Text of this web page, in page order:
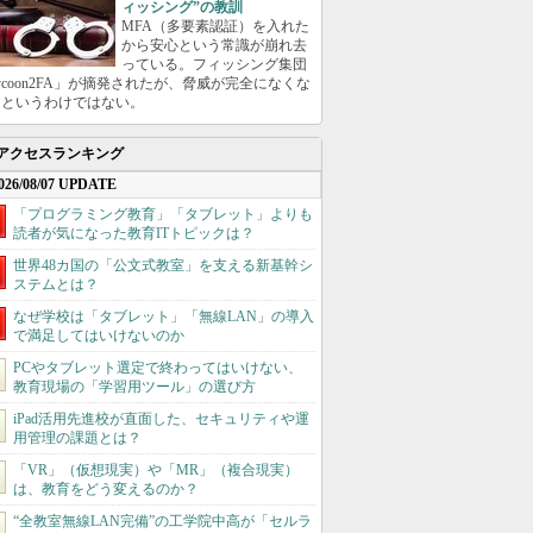
ィッシング”の教訓
MFA（多要素認証）を入れた
から安心という常識が崩れ去
っている。フィッシング集団
」が摘発されたが、脅威が完全になくな
いうわけではない。
クセスランキング
08/07 UPDATE
「プログラミング教育」「タブレット」よりも
読者が気になった教育ITトピックは？
世界48カ国の「公文式教室」を支える新基幹シ
ステムとは？
なぜ学校は「タブレット」「無線LAN」の導入
で満足してはいけないのか
PCやタブレット選定で終わってはいけない、
教育現場の「学習用ツール」の選び方
iPad活用先進校が直面した、セキュリティや運
用管理の課題とは？
「VR」（仮想現実）や「MR」（複合現実）
は、教育をどう変えるのか？
“全教室無線LAN完備”の工学院中高が「セルラ